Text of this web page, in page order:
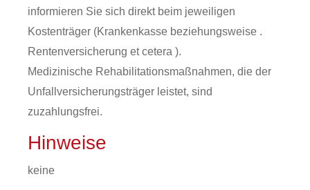
informieren Sie sich direkt beim jeweiligen
Kostenträger (Krankenkasse beziehungsweise .
Rentenversicherung et cetera ).
Medizinische Rehabilitationsmaßnahmen, die der
Unfallversicherungsträger leistet, sind
zuzahlungsfrei.
Hinweise
keine